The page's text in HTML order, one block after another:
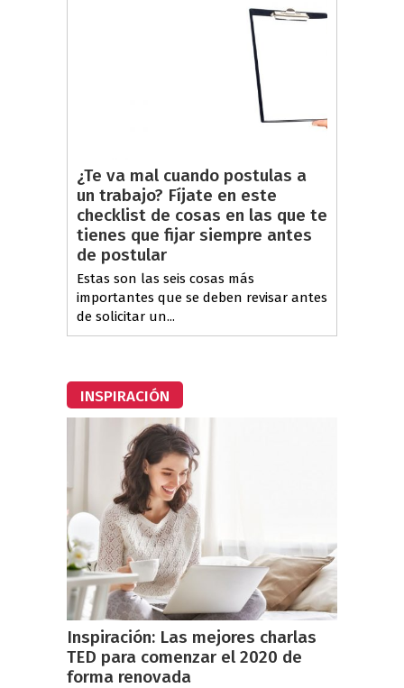
¿Te va mal cuando postulas a
un trabajo? Fíjate en este
checklist de cosas en las que te
tienes que fijar siempre antes
de postular
Estas son las seis cosas más
importantes que se deben revisar antes
de solicitar un...
INSPIRACIÓN
Inspiración: Las mejores charlas
TED para comenzar el 2020 de
forma renovada